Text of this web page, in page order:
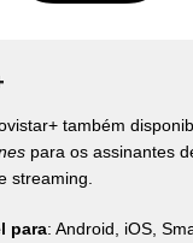
também
para os assinantes
streaming.
para: Android, iOS,